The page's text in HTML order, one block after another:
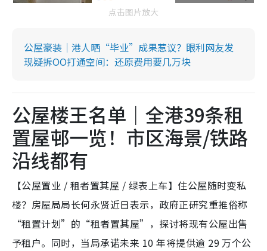
点击图片放大
公屋豪装｜港人晒“毕业”成果惹议？眼利网友发
现疑拆OO打通空间：还原费用要几万块
公屋楼王名单｜全港39条租
置屋邨一览！市区海景/铁路
沿线都有
【公屋置业 / 租者置其屋 / 绿表上车】住公屋随时变私
楼？房屋局局长何永贤近日表示，政府正研究重推俗称
“租置计划”的“租者置其屋”，探讨将现有公屋出售
予租户。同时，当局承诺未来 10 年将提供逾 29 万个公